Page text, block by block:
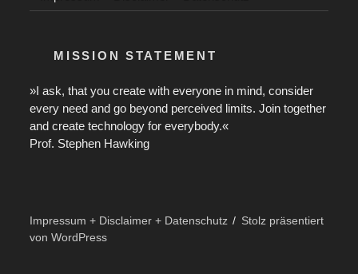
MISSION STATEMENT
»I ask, that you create with everyone in mind, consider
every need and go beyond perceived limits. Join together
and create technology for everybody.«
Prof. Stephen Hawking
Impressum + Disclaimer + Datenschutz
Stolz präsentiert
von WordPress